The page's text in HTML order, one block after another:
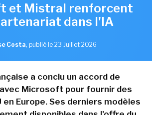
et Mistral renforcent
dans l'IA
Costa, publié le 23 Juillet 2026
a conclu un accord de
Microsoft pour fournir des
en Europe. Ses derniers modèles